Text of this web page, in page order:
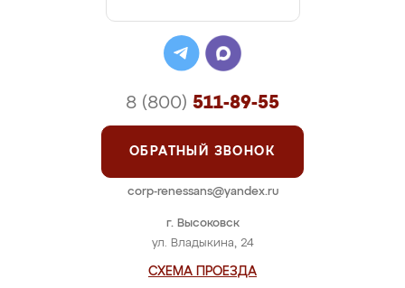
г. Высоковск
ул. Владыкина, 24
СХЕМА ПРОЕЗДА
8 (800) 511-89-55
ОБРАТНЫЙ ЗВОНОК
corp-renessans@yandex.ru